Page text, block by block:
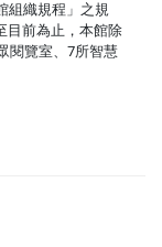
組織規程」之規
目前為止，本館除
閱覽室、7所智慧